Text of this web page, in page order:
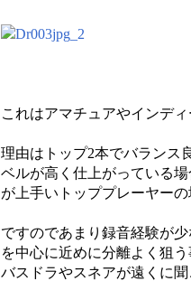
これはアマチュアやインデ
理由はトップ2本でバランス
ベルが高く仕上がっている
が上手いトッププレーヤーの
ですのであまり録音経験が
を中心に近めに分離よく狙う
バスドラやスネアが遠くに聞